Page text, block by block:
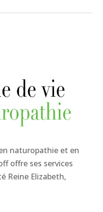
naturopathie et en
offre ses services
Reine Elizabeth,